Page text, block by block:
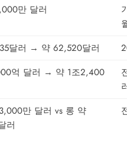
만 달러
달러 → 약 62,520달러
억 달러 → 약 1조2,400
만 달러 vs 롱 약
러